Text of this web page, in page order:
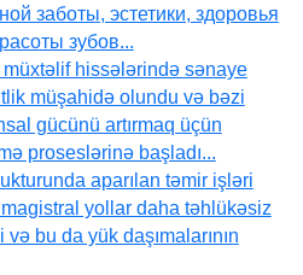
заботы, эстетики, здоровья
зубов...
hissələrində sənaye
müşahidə olundu və bəzi
gücünü artırmaq üçün
proseslərinə başladı...
aparılan təmir işləri
yollar daha təhlükəsiz
bu da yük daşımalarının